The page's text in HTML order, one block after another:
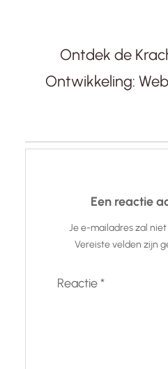
Ontdek de
Ontwikkeling:
Een reactie
Je e-mailadres zal
Vereiste velden zijn
Reactie*